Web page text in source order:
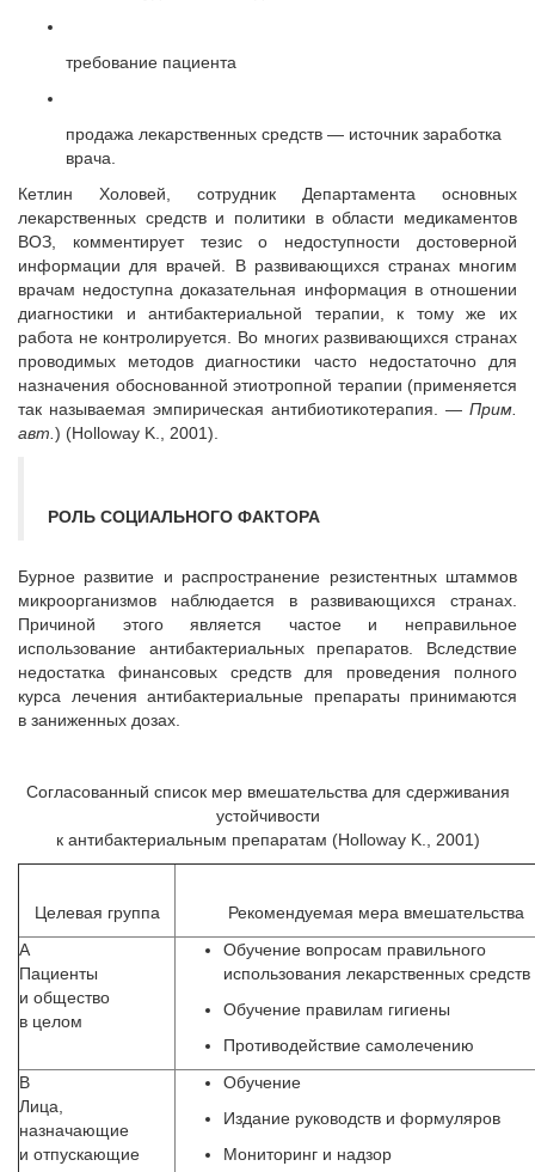
требование пациента
продажа лекарственных средств — источник заработка
врача.
Кетлин Холовей, сотрудник Департамента основных
лекарственных средств и политики в области медикаментов
ВОЗ, комментирует тезис о недоступности достоверной
информации для врачей. В развивающихся странах многим
врачам недоступна доказательная информация в отношении
диагностики и антибактериальной терапии, к тому же их
работа не контролируется. Во многих развивающихся странах
проводимых методов диагностики часто недостаточно для
назначения обоснованной этиотропной терапии (применяется
так называемая эмпирическая антибиотикотерапия. — Прим.
авт. ) (Holloway K., 2001).
РОЛЬ СОЦИАЛЬНОГО ФАКТОРА
Бурное развитие и распространение резистентных штаммов
микроорганизмов наблюдается в развивающихся странах.
Причиной этого является частое и неправильное
использование антибактериальных препаратов. Вследствие
недостатка финансовых средств для проведения полного
курса лечения антибактериальные препараты принимаются
в заниженных дозах.
Согласованный список мер вмешательства для сдерживания
устойчивости
к антибактериальным препаратам (Holloway K., 2001)
Целевая группа
Рекомендуемая мера вмешательства
А
Пациенты
и общество
в целом
Обучение вопросам правильного
использования лекарственных средств
Обучение правилам гигиены
Противодействие самолечению
В
Лица,
назначающие
и отпускающие
Обучение
Издание руководств и формуляров
Мониторинг и надзор